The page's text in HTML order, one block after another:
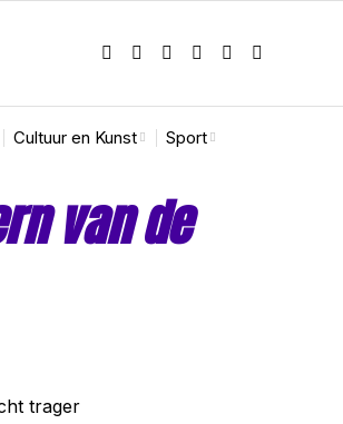
Cultuur en Kunst Sport
van de